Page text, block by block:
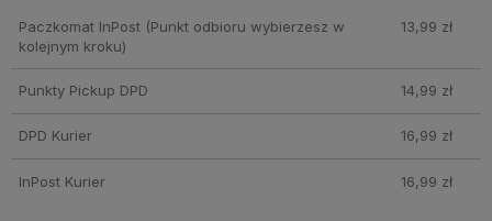
Paczkomat InPost(Punkt odbioru wybierzesz w
kolejnym kroku)
13,99 zł
Punkty Pickup DPD 14,99 zł
DPD Kurier 16,99 zł
InPost Kurier 16,99 zł